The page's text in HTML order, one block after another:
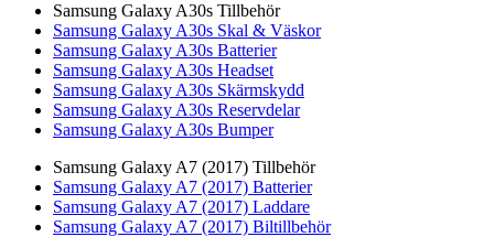
Samsung Galaxy A30s Tillbehör
Samsung Galaxy A30s Skal & Väskor
Samsung Galaxy A30s Batterier
Samsung Galaxy A30s Headset
Samsung Galaxy A30s Skärmskydd
Samsung Galaxy A30s Reservdelar
Samsung Galaxy A30s Bumper
Samsung Galaxy A7 (2017) Tillbehör
Samsung Galaxy A7 (2017) Batterier
Samsung Galaxy A7 (2017) Laddare
Samsung Galaxy A7 (2017) Biltillbehör